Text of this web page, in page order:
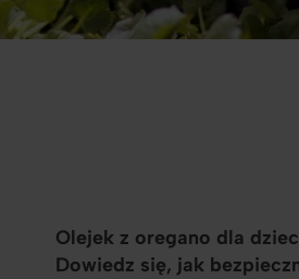
Olejek z oregano dla
Dowiedz się, jak